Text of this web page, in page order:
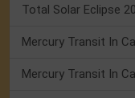
Total Solar Eclipse